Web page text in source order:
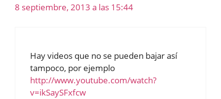
8 septiembre, 2013 a las 15:44
Hay videos que no se pueden bajar así
tampoco, por ejemplo
http://www.youtube.com/watch?
v=ikSaySFxfcw